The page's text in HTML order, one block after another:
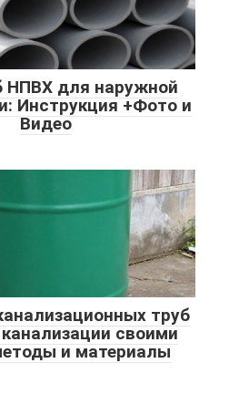
НПВХ для наружной
Инструкция +Фото и
Видео
труб
своими
и материалы